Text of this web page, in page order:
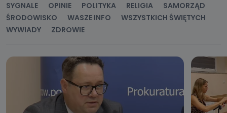
SYGNALE
OPINIE POLITYKA RELIGIA
SAMORZĄD
ŚRODOWISKO
WASZE INFO
WSZYSTKICH ŚWIĘTYCH
WYWIADY
ZDROWIE